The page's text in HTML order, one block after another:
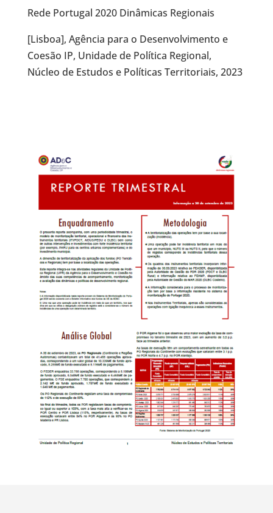
Rede Portugal 2020 Dinâmicas Regionais
[Lisboa], Agência para o Desenvolvimento e
Coesão IP, Unidade de Política Regional,
Núcleo de Estudos e Políticas Territoriais, 2023